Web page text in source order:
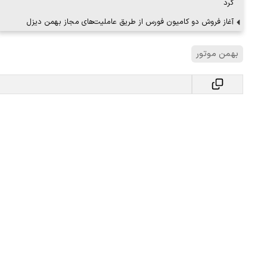
کرد
آغاز فروش دو کامیون فورس از طریق عاملیت‌های مجاز بهمن دیزل
بهمن موتور